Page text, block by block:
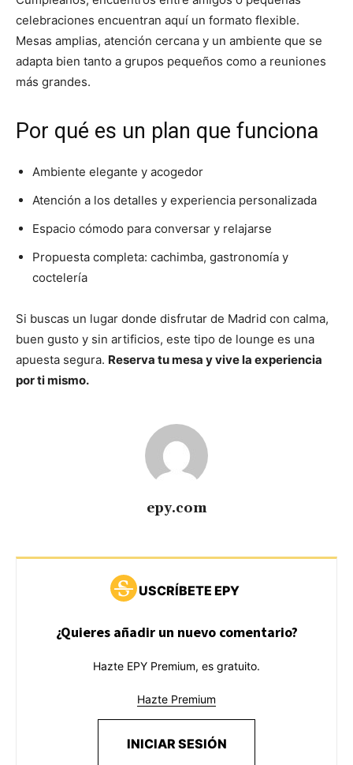
celebraciones encuentran aquí un formato flexible.
Mesas amplias, atención cercana y un ambiente que se
adapta bien tanto a grupos pequeños como a reuniones
más grandes.
Por qué es un plan que funciona
Ambiente elegante y acogedor
Atención a los detalles y experiencia personalizada
Espacio cómodo para conversar y relajarse
Propuesta completa: cachimba, gastronomía y
coctelería
Si buscas un lugar donde disfrutar de Madrid con calma,
buen gusto y sin artificios, este tipo de lounge es una
apuesta segura. Reserva tu mesa y vive la experiencia
por ti mismo.
epy.com
USCRÍBETE EPY
¿Quieres añadir un nuevo comentario?
Hazte EPY Premium, es gratuito.
Hazte Premium
INICIAR SESIÓN